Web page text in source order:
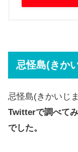
忌怪島(きか
忌怪島(きかいじ
Twitterで調べて
でした。